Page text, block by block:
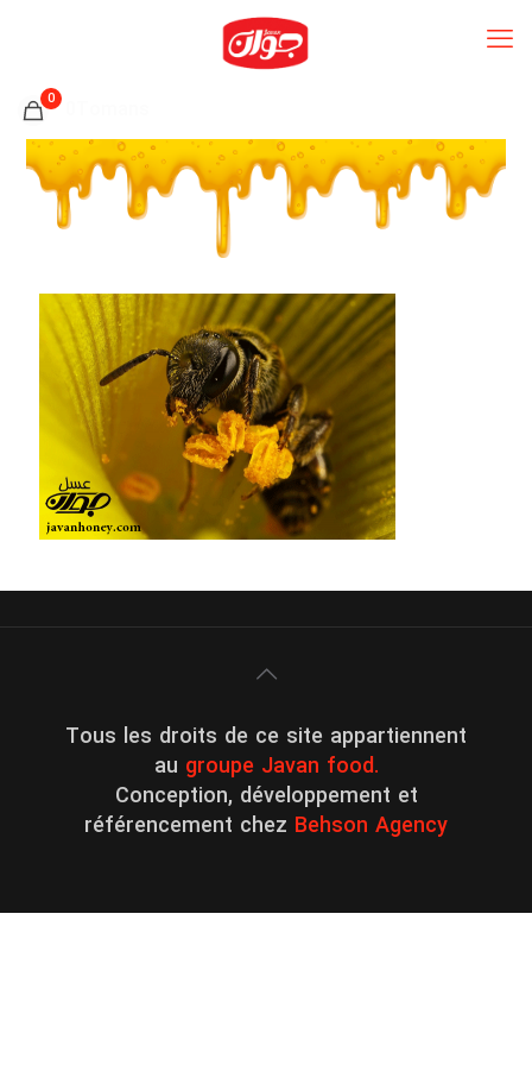
0
Tous les droits de ce site appartiennent
au groupe Javan food.
Conception, développement et
référencement chez Behson Agency